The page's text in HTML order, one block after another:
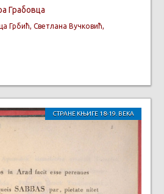
Грабовца
Грбић, Светлана Вучковић,
СТРАНЕ КЊИГЕ 18-19. ВЕКА